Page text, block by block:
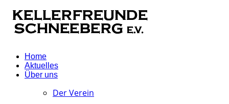
Home
Aktuelles
Über uns
Der Verein